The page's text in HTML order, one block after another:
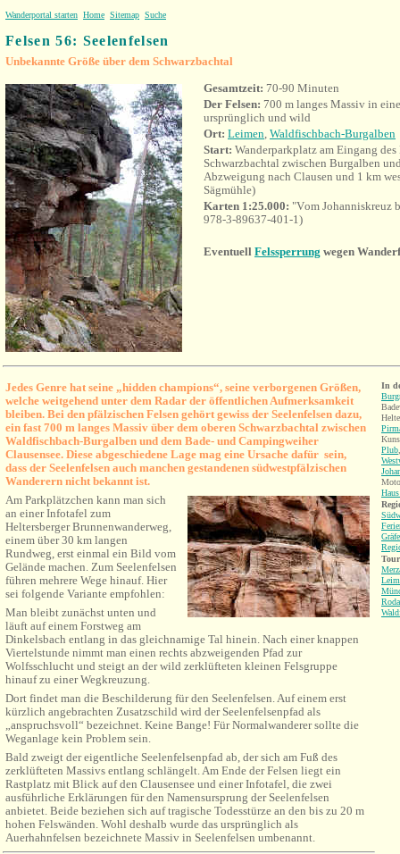
Wanderportal starten Home Sitemap Suche
Felsen 56: Seelenfelsen
Unbekannte Größe über dem Schwarzbachtal
Gesamtzeit: 70-90 Minuten
Der Felsen: 700 m langes Massiv in
ursprünglich und wild
Ort: Leimen, Waldfischbach-Burgalben
Start: Wanderparkplatz am Eingang
Schwarzbachtal zwischen Burgalben
Abzweigung nach Clausen und 1 km
Sägmühle)
Karten 1:25.000: "Vom Johanniskreuz
978-3-89637-401-1)
Eventuell Felssperrung wegen
Jedes Genre hat seine „hidden champions“, seine verborgenen Größen,
welche weitgehend unter dem Radar der öffentlichen Aufmerksamkeit
bleiben. Bei den pfälzischen Felsen gehört gewiss der Seelenfelsen dazu,
ein fast 700 m langes Massiv über dem oberen Schwarzbachtal zwischen
Waldfischbach-Burgalben und dem Bade- und Campingweiher
Clausensee. Diese abgeschiedene Lage mag eine Ursache dafür sein,
dass der Seelenfelsen auch manchen gestandenen südwestpfälzischen
Wanderern nicht bekannt ist.
Am Parkplätzchen kann man sich
an einer Infotafel zum
Heltersberger Brunnenwanderweg,
einem über 30 km langen
Rundweg, erst einmal ein Bild vom
Gelände machen. Zum Seelenfelsen
führen mehrere Wege hinauf. Hier
sei folgende Variante empfohlen:
Man bleibt zunächst unten und
läuft auf einem Forstweg am
Dinkelsbach entlang in das gleichnamige Tal hinein. Nach einer knappen
Viertelstunde nimmt man einen rechts abzweigenden Pfad zur
Wolfsschlucht und steigt an der wild zerklüfteten kleinen Felsgruppe
hinauf zu einer Wegkreuzung.
Dort findet man die Beschilderung für den Seelenfelsen. Auf einem erst
kürzlich angebrachten Zusatzschild wird der Seelenfelsenpfad als
„anspruchsvoll“ bezeichnet. Keine Bange! Für Normalwanderer sollte die
Weganlage kein Problem sein.
Bald zweigt der eigentliche Seelenfelsenpfad ab, der sich am Fuß des
zerklüfteten Massivs entlang schlängelt. Am Ende der Felsen liegt ein
Rastplatz mit Blick auf den Clausensee und einer Infotafel, die zwei
ausführliche Erklärungen für den Namensursprung der Seelenfelsen
anbietet. Beide beziehen sich auf tragische Todesstürze an den bis zu 20 m
hohen Felswänden. Wohl deshalb wurde das ursprünglich als
Auerhahnfelsen bezeichnete Massiv in Seelenfelsen umbenannt.
In
Plub